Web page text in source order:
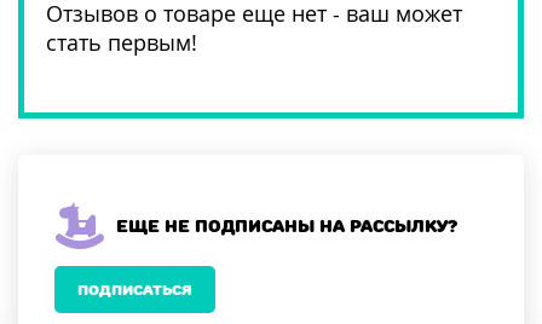
Отзывов о товаре еще нет - ваш может
стать первым!
Еще не подписаны на рассылку?
ПОДПИСАТЬСЯ